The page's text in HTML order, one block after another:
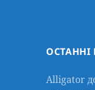
ОСТАННІ
Alligator